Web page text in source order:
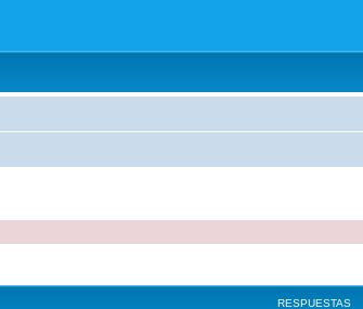
RESPUESTAS